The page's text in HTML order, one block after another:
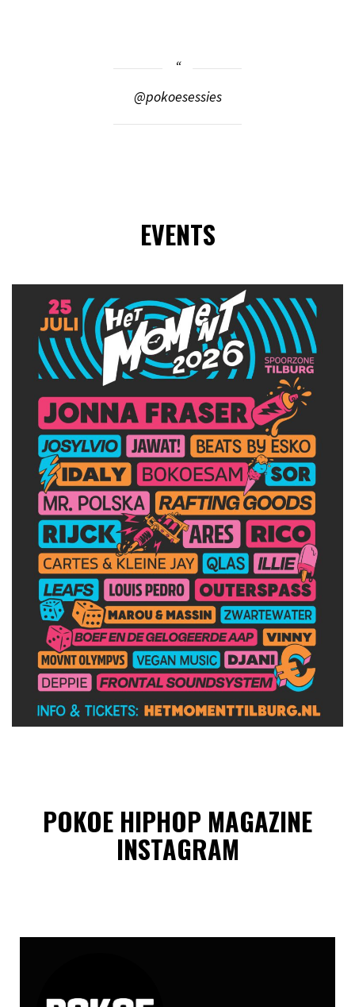
@pokoesessies
EVENTS
POKOE HIPHOP MAGAZINE
INSTAGRAM